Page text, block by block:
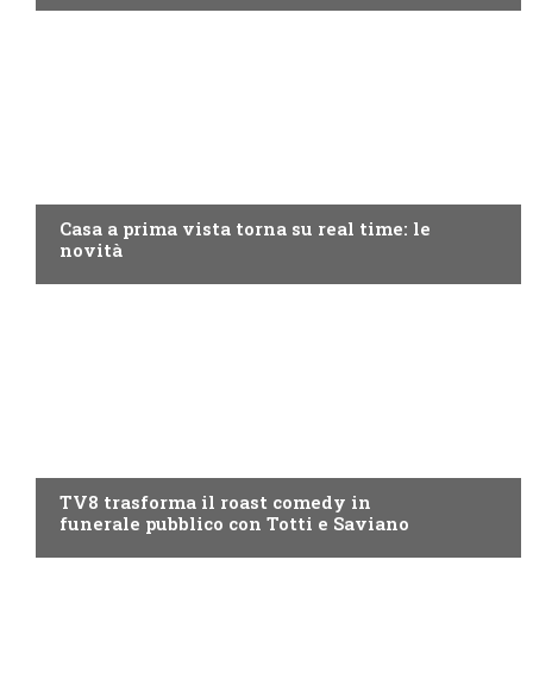
Casa a prima vista torna su real time: le
novità
TV8 trasforma il roast comedy in
funerale pubblico con Totti e Saviano